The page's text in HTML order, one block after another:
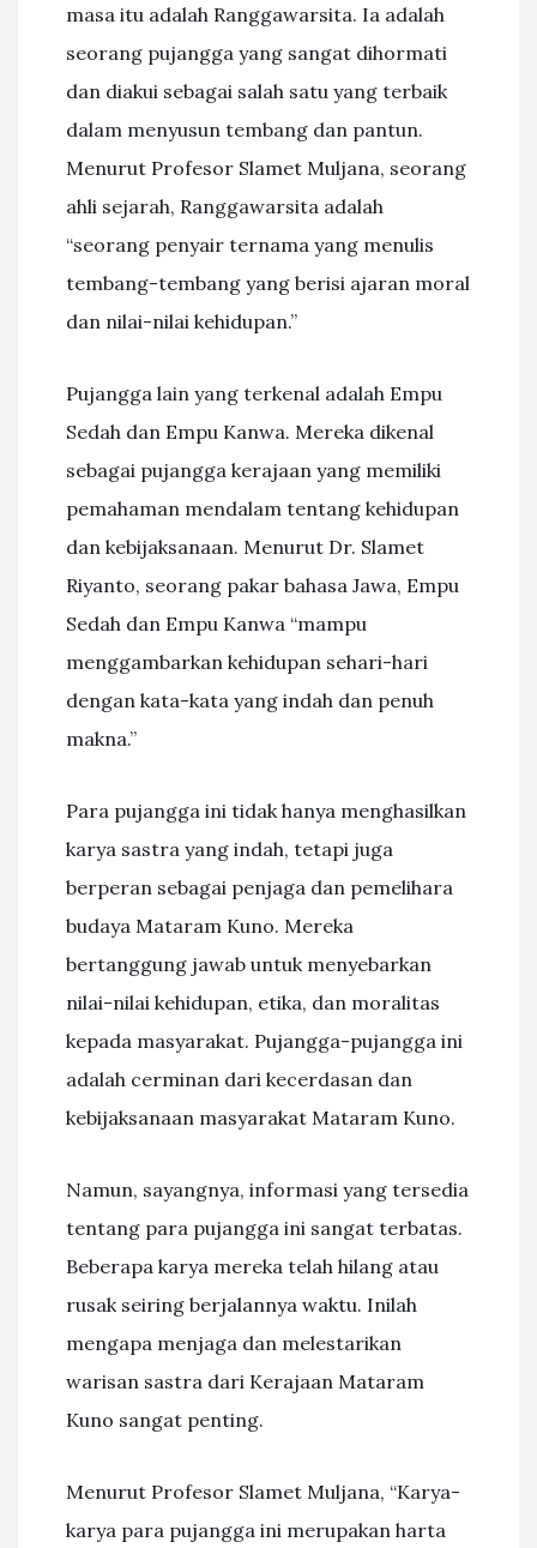
masa itu adalah Ranggawarsita. Ia adalah
seorang pujangga yang sangat dihormati
dan diakui sebagai salah satu yang terbaik
dalam menyusun tembang dan pantun.
Menurut Profesor Slamet Muljana, seorang
ahli sejarah, Ranggawarsita adalah
“seorang penyair ternama yang menulis
tembang-tembang yang berisi ajaran moral
dan nilai-nilai kehidupan.”
Pujangga lain yang terkenal adalah Empu
Sedah dan Empu Kanwa. Mereka dikenal
sebagai pujangga kerajaan yang memiliki
pemahaman mendalam tentang kehidupan
dan kebijaksanaan. Menurut Dr. Slamet
Riyanto, seorang pakar bahasa Jawa, Empu
Sedah dan Empu Kanwa “mampu
menggambarkan kehidupan sehari-hari
dengan kata-kata yang indah dan penuh
makna.”
Para pujangga ini tidak hanya menghasilkan
karya sastra yang indah, tetapi juga
berperan sebagai penjaga dan pemelihara
budaya Mataram Kuno. Mereka
bertanggung jawab untuk menyebarkan
nilai-nilai kehidupan, etika, dan moralitas
kepada masyarakat. Pujangga-pujangga ini
adalah cerminan dari kecerdasan dan
kebijaksanaan masyarakat Mataram Kuno.
Namun, sayangnya, informasi yang tersedia
tentang para pujangga ini sangat terbatas.
Beberapa karya mereka telah hilang atau
rusak seiring berjalannya waktu. Inilah
mengapa menjaga dan melestarikan
warisan sastra dari Kerajaan Mataram
Kuno sangat penting.
Menurut Profesor Slamet Muljana, “Karya-
karya para pujangga ini merupakan harta